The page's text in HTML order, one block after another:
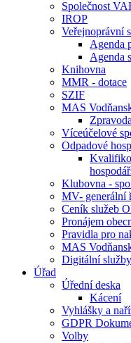
Společnost
IROP
Veřejnoprávní
Agenda
Agenda
Knihovna
MMR - dotace
SZIF
MAS
Víceúčelové
Odpadové
Klubovna -
MV- generální
Ceník služeb
Pronájem
Pravidla pro
MAS
Digitální
Úřad
Úřední deska
Kácení
Vyhlášky a
GDPR
Volby